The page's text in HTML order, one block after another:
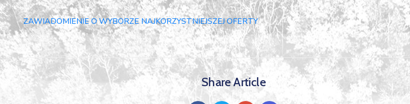
ZAWIADOMIENIE O WYBORZE NAJKORZYSTNIEJSZEJ OFERTY
Share Article